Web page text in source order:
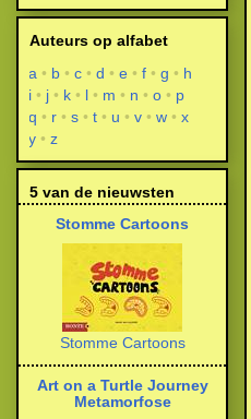
Auteurs op alfabet
a
b c d e f g
h
i
j k l m n o
p
q
r s t u v w
x
y
z
5 van de nieuwsten
Stomme Cartoons
Stomme Cartoons
Art on a Turtle Journey
Metamorfose